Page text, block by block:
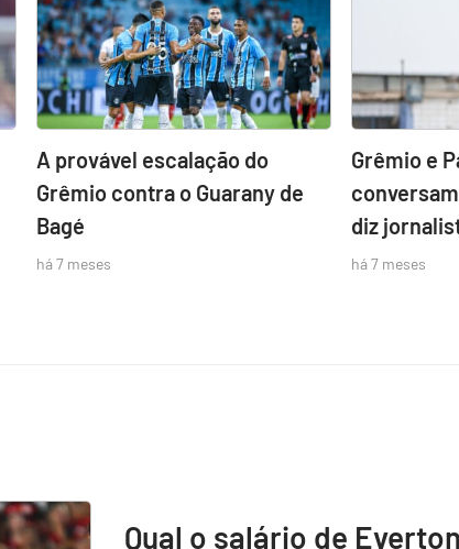
A provável escalação do
Grêmio contra o Guarany de
Bagé
há 7 meses
Grêmio e
diz
há 7 meses
Qual o salário de